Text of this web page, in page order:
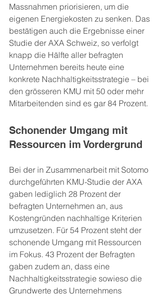
Massnahmen priorisieren, um die
eigenen Energiekosten zu senken. Das
bestätigen auch die Ergebnisse einer
Studie der AXA Schweiz, so verfolgt
knapp die Hälfte aller befragten
Unternehmen bereits heute eine
konkrete Nachhaltigkeitsstrategie – bei
den grösseren KMU mit 50 oder mehr
Mitarbeitenden sind es gar 84 Prozent.
Schonender Umgang mit
Ressourcen im Vordergrund
Bei der in Zusammenarbeit mit Sotomo
durchgeführten KMU-Studie der AXA
gaben lediglich 28 Prozent der
befragten Unternehmen an, aus
Kostengründen nachhaltige Kriterien
umzusetzen. Für 54 Prozent steht der
schonende Umgang mit Ressourcen
im Fokus. 43 Prozent der Befragten
gaben zudem an, dass eine
Nachhaltigkeitsstrategie sowieso die
Grundwerte des Unternehmens